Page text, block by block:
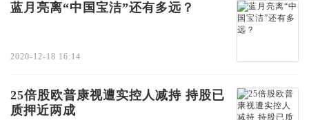
蓝月亮离“中国宝洁”还有多远？
2020-12-18 16:14
25倍股欧普康视遭实控人减持 持股已
质押近两成